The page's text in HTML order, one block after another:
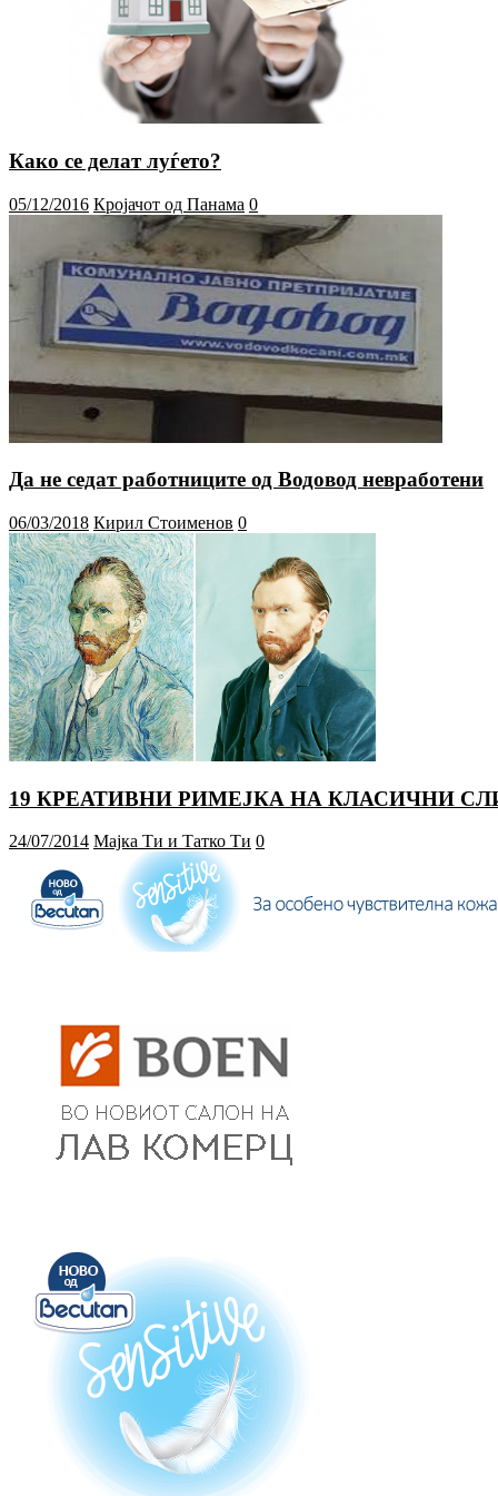
Како се делат луѓето?
05/12/2016 Кројачот од Панама 0
Да не седат работниците од Водовод невработени
06/03/2018 Кирил Стоименов 0
19 КРЕАТИВНИ РИМЕЈКА НА КЛАСИЧНИ
24/07/2014 Мајка Ти и Татко Ти 0